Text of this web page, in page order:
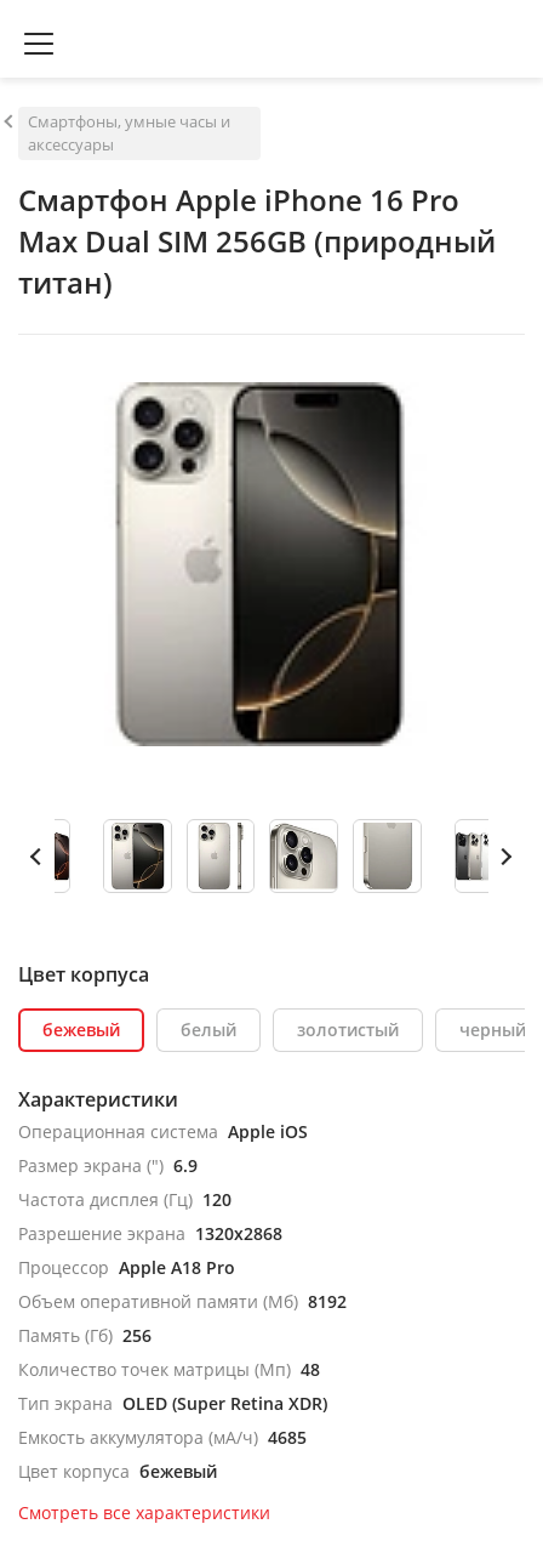
Смартфоны, умные часы и
аксессуары
Смартфон Apple iPhone 16 Pro
Max Dual SIM 256GB (природный
титан)
Цвет корпуса
бежевый белый золотистый черный
Характеристики
Операционная система Apple iOS
Размер экрана (") 6.9
Частота дисплея (Гц) 120
Разрешение экрана 1320x2868
Процессор Apple A18 Pro
Объем оперативной памяти (Мб) 8192
Память (Гб) 256
Количество точек матрицы (Мп) 48
Тип экрана OLED (Super Retina XDR)
Емкость аккумулятора (мА/ч) 4685
Цвет корпуса бежевый
Смотреть все характеристики